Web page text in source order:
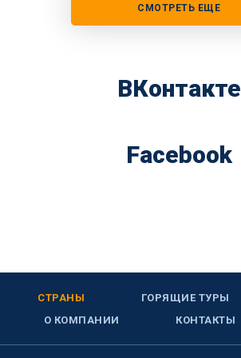
СМОТРЕТЬ ЕЩЕ
ВКонтакте
Facebook
СТРАНЫ ГОРЯЩИЕ ТУРЫ
О КОМПАНИИ
КОНТАКТЫ